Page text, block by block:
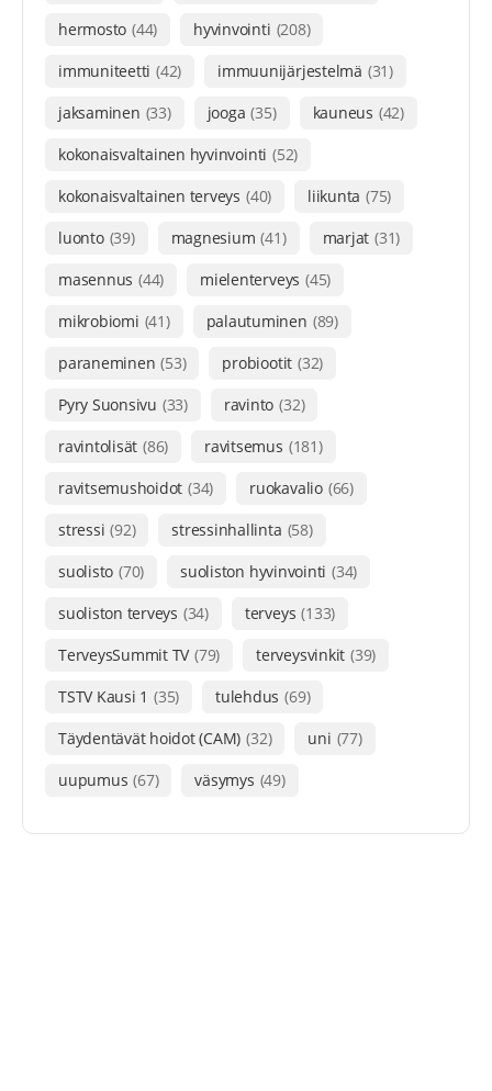
hermosto (44) hyvinvointi (208)
immuniteetti (42) immuunijärjestelmä (31)
jaksaminen (33) jooga (35) kauneus (42)
kokonaisvaltainen hyvinvointi (52)
kokonaisvaltainen terveys (40) liikunta (75)
luonto (39) magnesium (41) marjat (31)
masennus (44) mielenterveys (45)
mikrobiomi (41) palautuminen (89)
paraneminen (53) probiootit (32)
Pyry Suonsivu (33) ravinto (32)
ravintolisät (86) ravitsemus (181)
ravitsemushoidot (34) ruokavalio (66)
stressi (92) stressinhallinta (58)
suolisto (70) suoliston hyvinvointi (34)
suoliston terveys (34) terveys (133)
TerveysSummit TV (79) terveysvinkit (39)
TSTV Kausi 1 (35) tulehdus (69)
Täydentävät hoidot (CAM) (32) uni (77)
uupumus (67) väsymys (49)